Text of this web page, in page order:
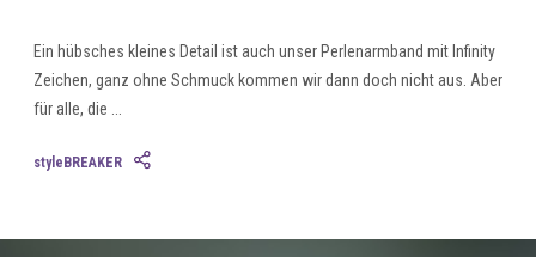
Ein hübsches kleines Detail ist auch unser Perlenarmband mit Infinity
Zeichen, ganz ohne Schmuck kommen wir dann doch nicht aus. Aber
für alle, die ...
styleBREAKER